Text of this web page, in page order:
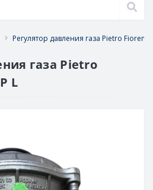
Регулятор давления газа Pietro
газа Pietro
L